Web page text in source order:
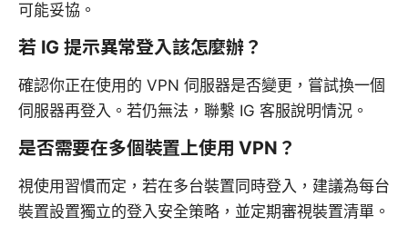
可能妥協。
若 IG 提示異常登入該怎麼辦？
確認你正在使用的 VPN 伺服器是否變更，嘗試換一個
伺服器再登入。若仍無法，聯繫 IG 客服說明情況。
是否需要在多個裝置上使用 VPN？
視使用習慣而定，若在多台裝置同時登入，建議為每台
裝置設置獨立的登入安全策略，並定期審視裝置清單。